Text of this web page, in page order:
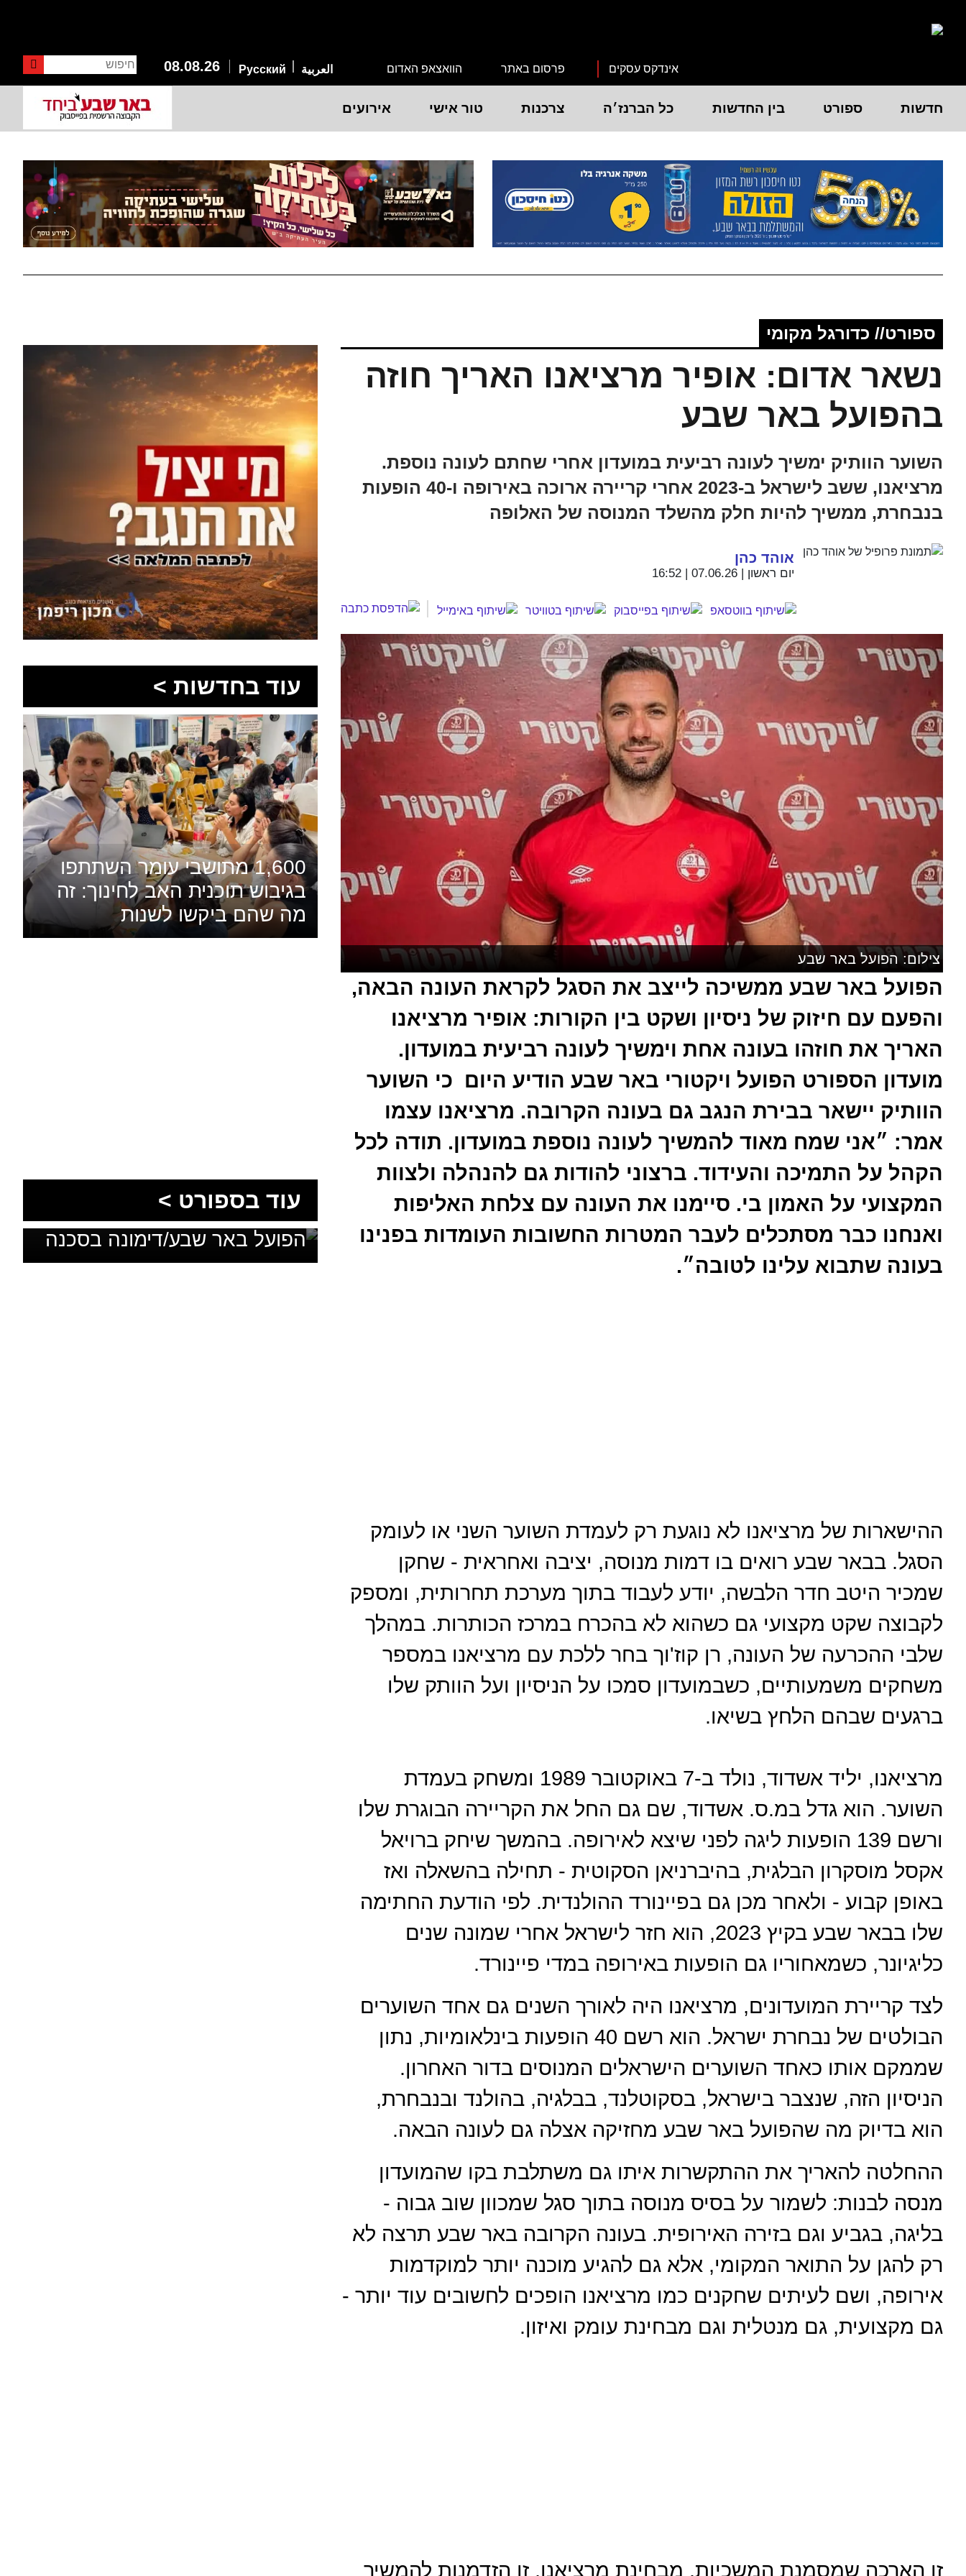
אינדקס עסקים פרסום באתר הוואצאפ האדום 08.08.26 חיפוש
العربية Русский
חדשות ספורט בין החדשות כל הברנז׳ה צרכנות טור אישי אירועים
ספורט// כדורגל מקומי
נשאר אדום: אופיר מרציאנו האריך חוזה
בהפועל באר שבע
השוער הוותיק ימשיך לעונה רביעית במועדון אחרי שחתם לעונה נוספת.
מרציאנו, ששב לישראל ב-2023 אחרי קריירה ארוכה באירופה ו-40 הופעות
בנבחרת, ממשיך להיות חלק מהשלד המנוסה של האלופה
אוהד כהן
יום ראשון | 07.06.26 | 16:52
צילום: הפועל באר שבע
הפועל באר שבע ממשיכה לייצב את הסגל לקראת העונה הבאה,
והפעם עם חיזוק של ניסיון ושקט בין הקורות: אופיר מרציאנו
האריך את חוזהו בעונה אחת וימשיך לעונה רביעית במועדון.
מועדון הספורט הפועל ויקטורי באר שבע הודיע היום כי השוער
הוותיק יישאר בבירת הנגב גם בעונה הקרובה. מרציאנו עצמו
אמר: ״אני שמח מאוד להמשיך לעונה נוספת במועדון. תודה לכל
הקהל על התמיכה והעידוד. ברצוני להודות גם להנהלה ולצוות
המקצועי על האמון בי. סיימנו את העונה עם צלחת האליפות
ואנחנו כבר מסתכלים לעבר המטרות החשובות העומדות בפנינו
בעונה שתבוא עלינו לטובה״.
ההישארות של מרציאנו לא נוגעת רק לעמדת השוער השני או לעומק
הסגל. בבאר שבע רואים בו דמות מנוסה, יציבה ואחראית - שחקן
שמכיר היטב חדר הלבשה, יודע לעבוד בתוך מערכת תחרותית, ומספק
לקבוצה שקט מקצועי גם כשהוא לא בהכרח במרכז הכותרות. במהלך
שלבי ההכרעה של העונה, רן קוז'וך בחר ללכת עם מרציאנו במספר
משחקים משמעותיים, כשבמועדון סמכו על הניסיון ועל הוותק שלו
ברגעים שבהם הלחץ בשיאו.
מרציאנו, יליד אשדוד, נולד ב-7 באוקטובר 1989 ומשחק בעמדת
השוער. הוא גדל במ.ס. אשדוד, שם גם החל את הקריירה הבוגרת שלו
ורשם 139 הופעות ליגה לפני שיצא לאירופה. בהמשך שיחק ברויאל
אקסל מוסקרון הבלגית, בהיברניאן הסקוטית - תחילה בהשאלה ואז
באופן קבוע - ולאחר מכן גם בפיינורד ההולנדית. לפי הודעת החתימה
שלו בבאר שבע בקיץ 2023, הוא חזר לישראל אחרי שמונה שנים
כליגיונר, כשמאחוריו גם הופעות באירופה במדי פיינורד.
לצד קריירת המועדונים, מרציאנו היה לאורך השנים גם אחד השוערים
הבולטים של נבחרת ישראל. הוא רשם 40 הופעות בינלאומיות, נתון
שממקם אותו כאחד השוערים הישראלים המנוסים בדור האחרון.
הניסיון הזה, שנצבר בישראל, בסקוטלנד, בבלגיה, בהולנד ובנבחרת,
הוא בדיוק מה שהפועל באר שבע מחזיקה אצלה גם לעונה הבאה.
ההחלטה להאריך את ההתקשרות איתו גם משתלבת בקו שהמועדון
מנסה לבנות: לשמור על בסיס מנוסה בתוך סגל שמכוון שוב גבוה -
בליגה, בגביע וגם בזירה האירופית. בעונה הקרובה באר שבע תרצה לא
רק להגן על התואר המקומי, אלא גם להגיע מוכנה יותר למוקדמות
אירופה, ושם לעיתים שחקנים כמו מרציאנו הופכים לחשובים עוד יותר -
גם מקצועית, גם מנטלית וגם מבחינת עומק ואיזון.
זו הארכה שמסמנת המשכיות. מבחינת מרציאנו, זו הזדמנות להמשיך
עוד בחדשות >
1,600 מתושבי עומר השתתפו
בגיבוש תוכנית האב לחינוך: זה
מה שהם ביקשו לשנות
עוד בספורט >
בלי מאמן, בלי סגל ועם דדליין:
הפועל באר שבע/דימונה בסכנה